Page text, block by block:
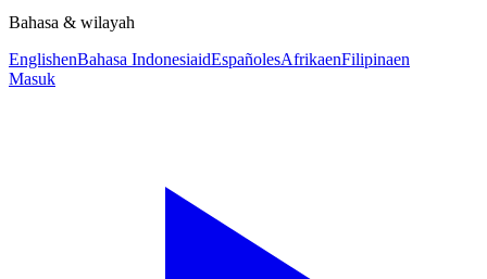
Bahasa & wilayah
EnglishenBahasa IndonesiaidEspañolesAfrikaenFilipinaen
Masuk